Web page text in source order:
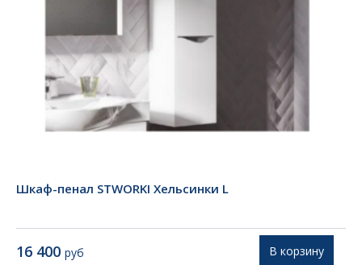
Шкаф-пенал STWORKI Хельсинки L
16 400 руб В корзину